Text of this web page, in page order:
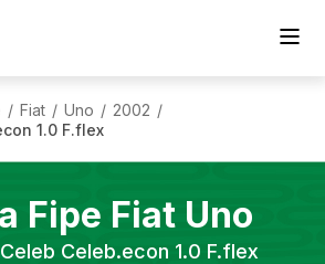
/ Fiat / Uno / 2002 /
1.0 F.flex
Fipe Fiat Uno
Celeb.econ 1.0 F.flex